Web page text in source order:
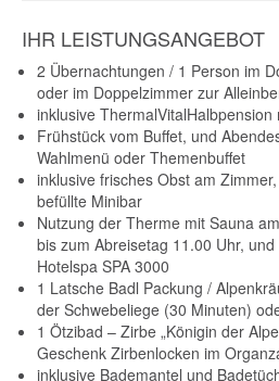
IHR LEISTUNGSANGEBOT
2 Übernachtungen / 1 Person im
oder im Doppelzimmer zur
inklusive ThermalVitalHalbpension
Frühstück vom Buffet, und
Wahlmenü oder Themenbuffet
inklusive frisches Obst am
befüllte Minibar
Nutzung der Therme mit Sauna
bis zum Abreisetag 11.00 Uhr,
Hotelspa SPA 3000
1 Latsche Badl Packung /
der Schwebeliege (30 Minuten)
1 Ötzibad – Zirbe „Königin der
Geschenk Zirbenlocken im
inklusive Bademantel und